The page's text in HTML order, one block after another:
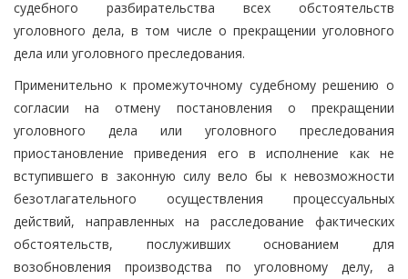
судебного разбирательства всех обстоятельств
уголовного дела, в том числе о прекращении уголовного
дела или уголовного преследования.
Применительно к промежуточному судебному решению о
согласии на отмену постановления о прекращении
уголовного дела или уголовного преследования
приостановление приведения его в исполнение как не
вступившего в законную силу вело бы к невозможности
безотлагательного осуществления процессуальных
действий, направленных на расследование фактических
обстоятельств, послуживших основанием для
возобновления производства по уголовному делу, а